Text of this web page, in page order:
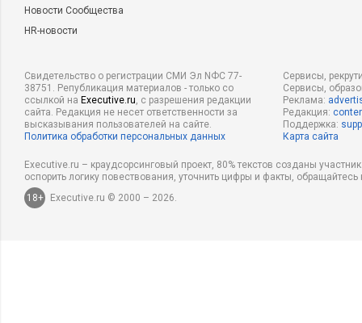
Новости Сообщества
HR-новости
Свидетельство о регистрации СМИ Эл NФС 77-
38751. Републикация материалов - только со
ссылкой на Executive.ru, с разрешения редакции
сайта. Редакция не несет ответственности за
высказывания пользователей на сайте.
Политика обработки персональных данных
Сервисы,
Сервисы,
Реклама:
Редакция:
Поддержка:
Карта сайта
Executive.ru – краудсорсинговый проект, 80% текстов созданы
оспорить логику повествования, уточнить цифры и факты,
18+
Executive.ru © 2000 – 2026.